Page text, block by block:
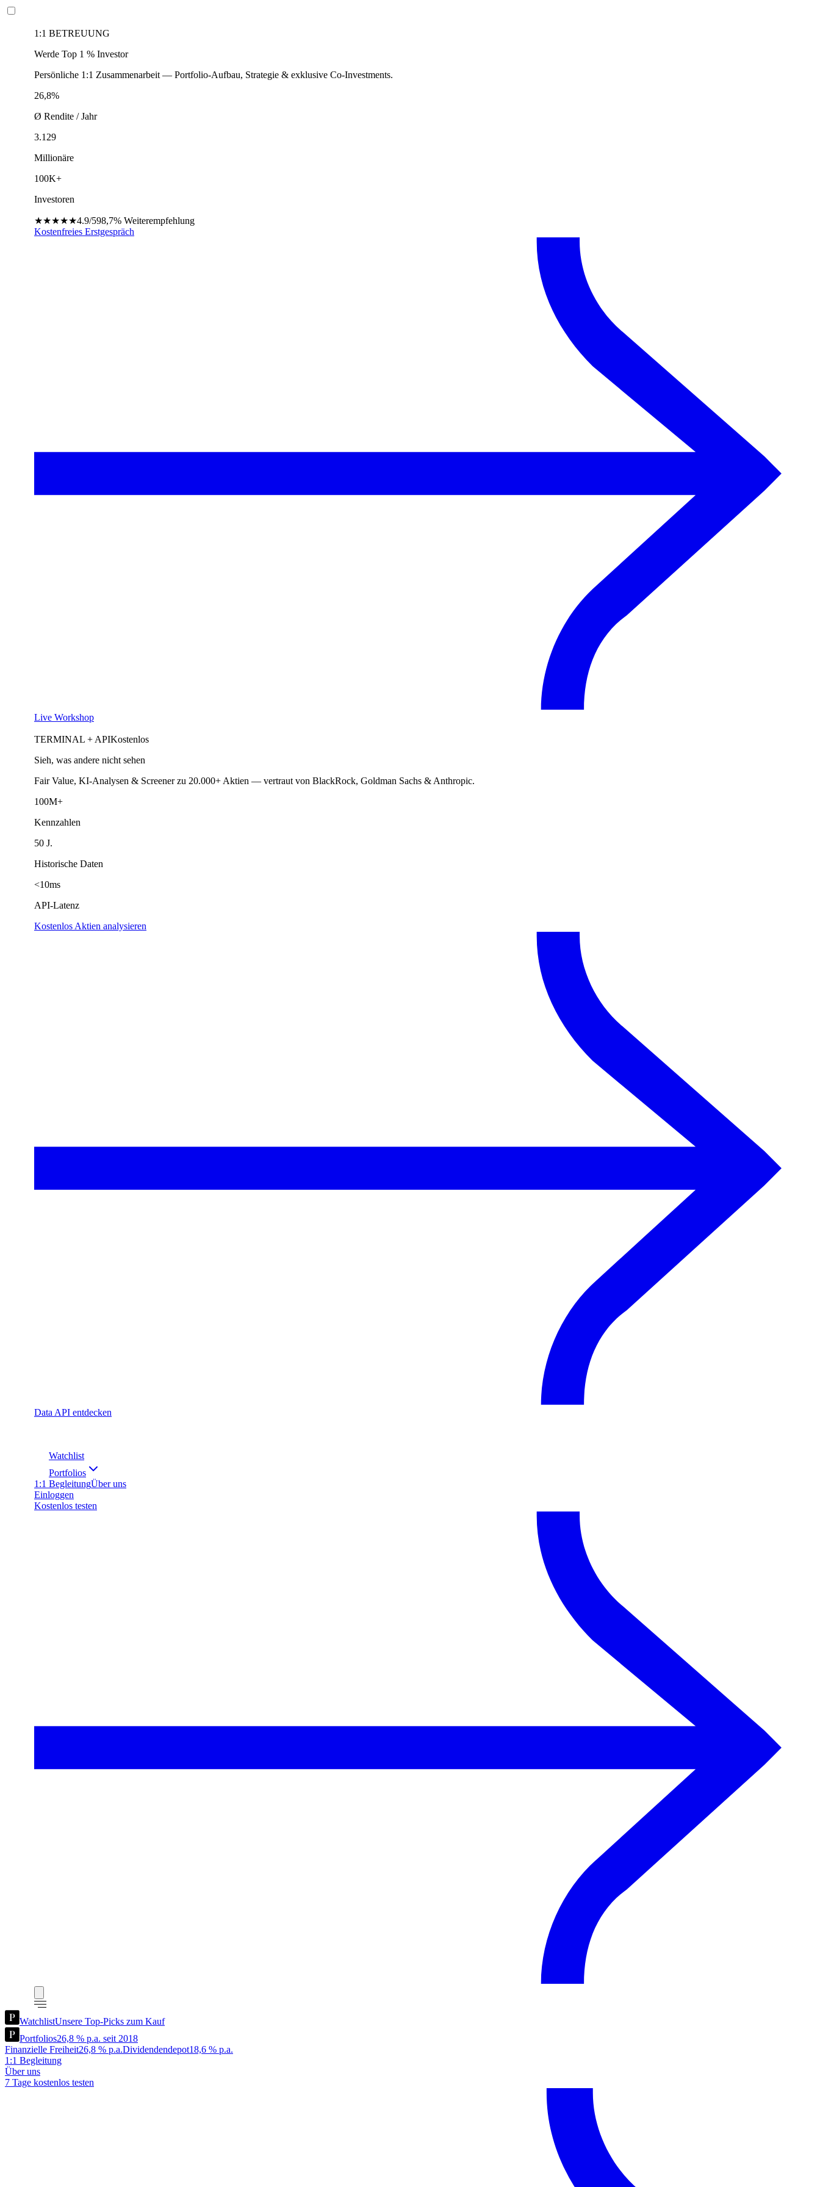
1:1 BETREUUNG
Werde Top 1 % Investor
Persönliche 1:1 Zusammenarbeit — Portfolio-Aufbau, Strategie & exklusive Co-Investments.
26,8%
Ø Rendite / Jahr
3.129
Millionäre
100K+
Investoren
★★★★★4.9/598,7% Weiterempfehlung
Kostenfreies Erstgespräch
Live Workshop
TERMINAL + APIKostenlos
Sieh, was andere nicht sehen
Fair Value, KI-Analysen & Screener zu 20.000+ Aktien — vertraut von BlackRock, Goldman Sachs & Anthropic.
100M+
Kennzahlen
50 J.
Historische Daten
<10ms
API-Latenz
Kostenlos Aktien analysieren
Data API entdecken
Watchlist
Portfolios
1:1 BegleitungÜber uns
Einloggen
Kostenlos testen
WatchlistUnsere Top-Picks zum Kauf
Portfolios26,8 % p.a. seit 2018
Finanzielle Freiheit26,8 % p.a.Dividendendepot18,6 % p.a.
1:1 Begleitung
Über uns
7 Tage kostenlos testen